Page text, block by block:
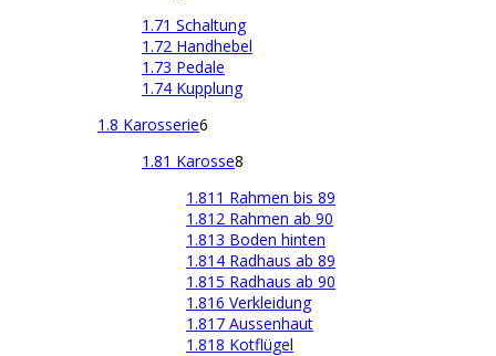
1.71 Schaltung
1.72 Handhebel
1.73 Pedale
1.74 Kupplung
1.8 Karosserie6
1.81 Karosse8
1.811 Rahmen bis 89
1.812 Rahmen ab 90
1.813 Boden hinten
1.814 Radhaus ab 89
1.815 Radhaus ab 90
1.816 Verkleidung
1.817 Aussenhaut
1.818 Kotflügel